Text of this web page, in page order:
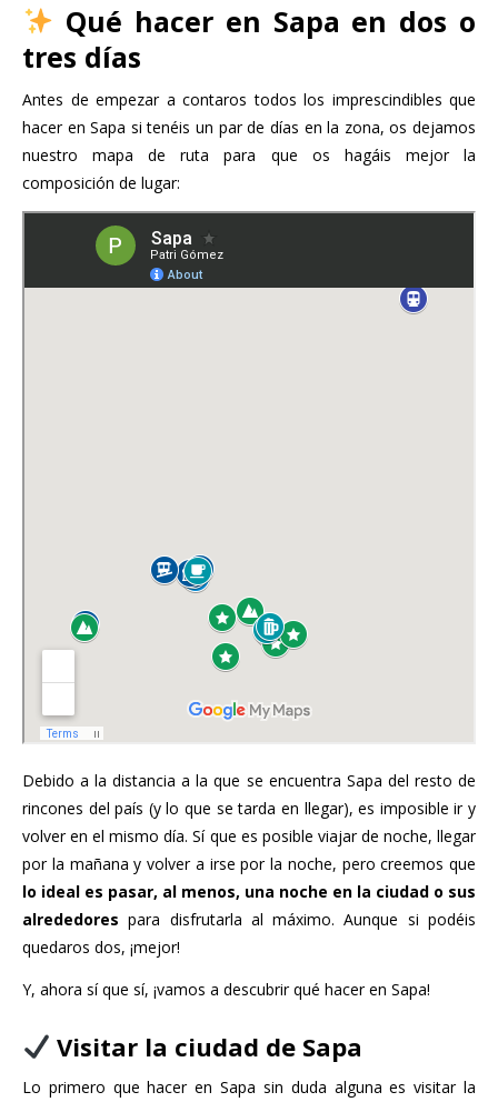
Qué hacer en Sapa en dos o
tres días
Antes de empezar a contaros todos los imprescindibles que
hacer en Sapa si tenéis un par de días en la zona, os dejamos
nuestro mapa de ruta para que os hagáis mejor la
composición de lugar:
Debido a la distancia a la que se encuentra Sapa del resto de
rincones del país (y lo que se tarda en llegar), es imposible ir y
volver en el mismo día. Sí que es posible viajar de noche, llegar
por la mañana y volver a irse por la noche, pero creemos que
lo ideal es pasar, al menos, una noche en la ciudad o sus
alrededores para disfrutarla al máximo. Aunque si podéis
quedaros dos, ¡mejor!
Y, ahora sí que sí, ¡vamos a descubrir qué hacer en Sapa!
Visitar la ciudad de Sapa
Lo primero que hacer en Sapa sin duda alguna es visitar la